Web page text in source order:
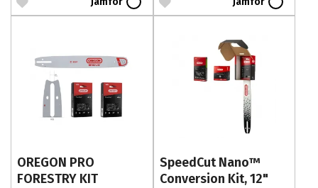
OREGON PRO
FORESTRY KIT
SpeedCut Nano™
Conversion Kit, 12"